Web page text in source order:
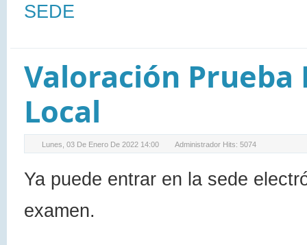
SEDE
Valoración Prueba
Local
Lunes, 03 De Enero De 2022 14:00 Administrador Hits: 5074
Ya puede entrar en la sede
examen.